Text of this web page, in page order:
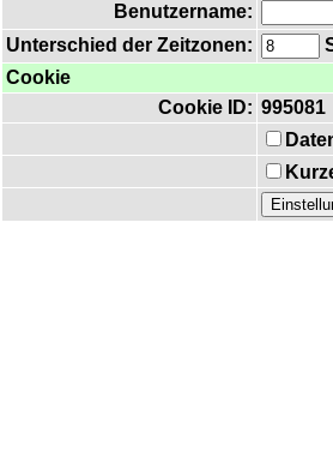
Benutzername:
Unterschied der Zeitzonen:
Cookie
Cookie ID: 995081